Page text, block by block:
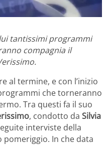
tantissimi programmi
compagnia il
al termine, e con l’inizio
che torneranno
Tra questi fa il suo
, condotto da Silvia
interviste della
pomeriggio. In che data